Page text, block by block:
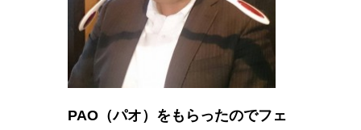
PAO（パオ）をもらったのでフェ